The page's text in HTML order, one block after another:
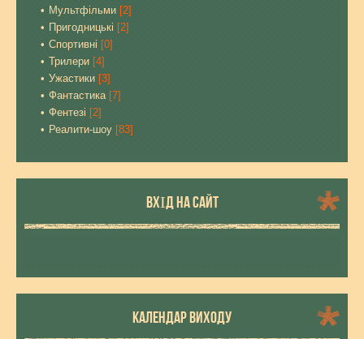
Мультфільми [2]
Пригодницькі [2]
Спортивні [0]
Трилери [4]
Ужастики [3]
Фантастика [7]
Фентезі [2]
Реалити-шоу [83]
ВХІД НА САЙТ
КАЛЕНДАР ВИХОДУ